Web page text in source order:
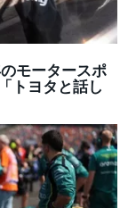
モータースポ
トヨタと話し